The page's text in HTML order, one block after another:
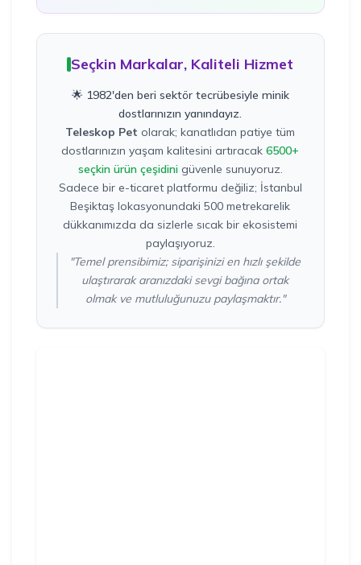
Seçkin Markalar, Kaliteli Hizmet
🌟 1982'den beri sektör tecrübesiyle minik
dostlarınızın yanındayız.
Teleskop Pet olarak; kanatlıdan patiye tüm
dostlarınızın yaşam kalitesini artıracak6500+
seçkin ürün çeşidinigüvenle sunuyoruz.
Sadece bir e-ticaret platformu değiliz; İstanbul
Beşiktaş lokasyonundaki 500 metrekarelik
dükkanımızda da sizlerle sıcak bir ekosistemi
paylaşıyoruz.
"Temel prensibimiz; siparişinizi en hızlı şekilde
ulaştırarak aranızdaki sevgi bağına ortak
olmak ve mutluluğunuzu paylaşmaktır."